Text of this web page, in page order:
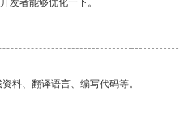
发者能够优化一下。
料、翻译语言、编写代码等。